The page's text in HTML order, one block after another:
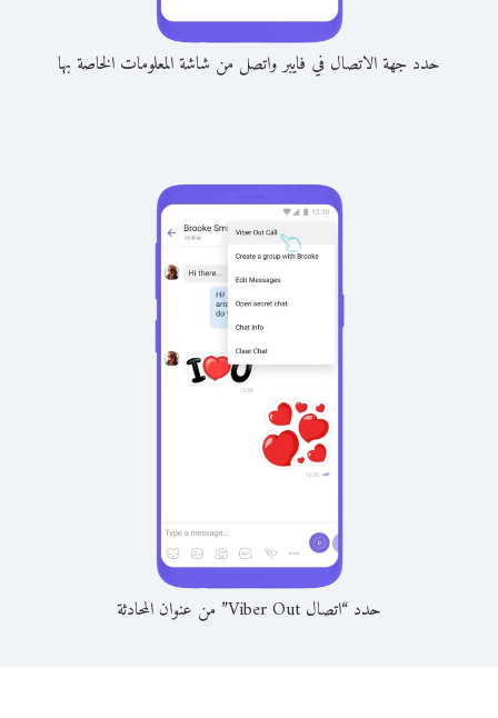
حدد جهة الاتصال في فايبر واتصل من شاشة المعلومات الخاصة بها
حدد “اتصال Viber Out” من عنوان المحادثة